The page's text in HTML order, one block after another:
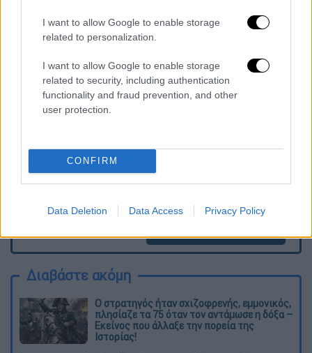
I want to allow Google to enable storage
related to personalization.
I want to allow Google to enable storage
related to security, including authentication
functionality and fraud prevention, and other
user protection.
CONFIRM
Data Deletion Data Access Privacy Policy
Τα σχολιά σας δημοσιεύονται άμεσα με δική σας ευθύνη. Το
ΕΘΝΟΣ θα παρεμβαίνει και τα προσβλητικά σχόλια θα
διαγράφονται
Διαβάστε ακόμη
O στρατηγός ήταν σχιζοφρενής, εμμονικός,
πλησίαζε τα 75 όταν τον αντάμωσε η δόξα –
Εκείνος που άλλαξε την πορεία της
Ιστορίας!